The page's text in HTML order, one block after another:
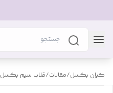
کیان بکسل/مقالات/قلاب سیم بکسل